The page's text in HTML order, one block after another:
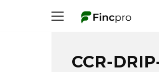
CCR-